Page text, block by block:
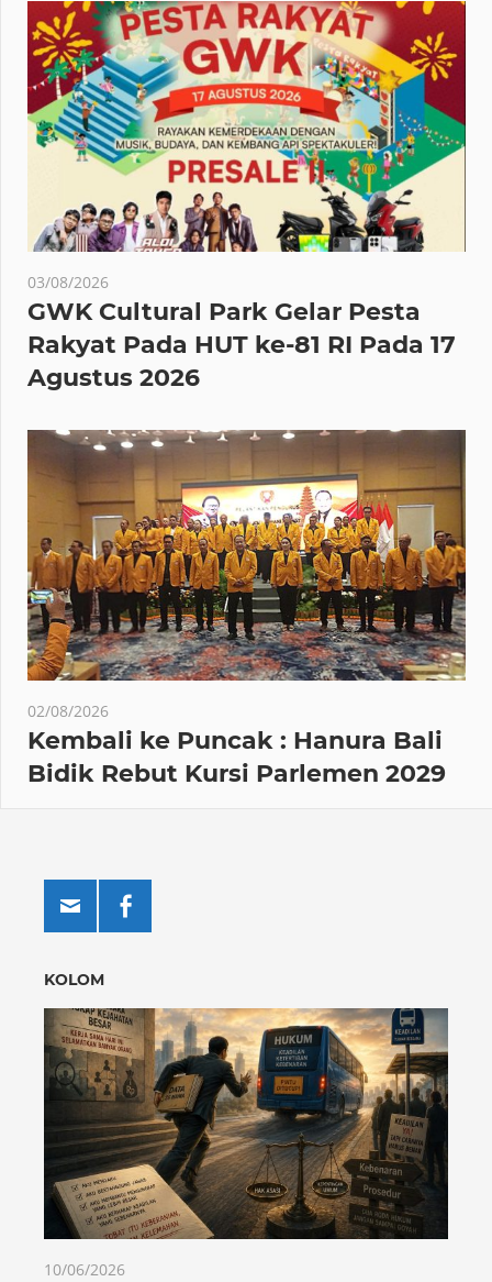
03/08/2026
GWK Cultural Park Gelar Pesta
Rakyat Pada HUT ke-81 RI Pada 17
Agustus 2026
02/08/2026
Kembali ke Puncak : Hanura Bali
Bidik Rebut Kursi Parlemen 2029
KOLOM
10/06/2026